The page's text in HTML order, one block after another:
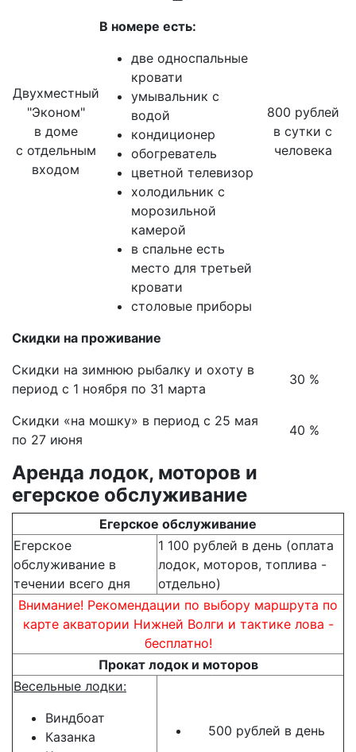
Двухместный
"Эконом"
в доме
с отдельным
входом
В номере есть:
две односпальные
кровати
умывальник с
водой
кондиционер
обогреватель
цветной телевизор
холодильник с
морозильной
камерой
в спальне есть
место для третьей
кровати
столовые приборы
800 рублей
в сутки с
человека
Скидки на проживание
Скидки на зимнюю рыбалку и охоту в
период с 1 ноября по 31 марта
30 %
Скидки «на мошку» в период с 25 мая
по 27 июня
40 %
Аренда лодок, моторов и
егерское обслуживание
Егерское обслуживание
Егерское
обслуживание в
течении всего дня
1 100 рублей в день (оплата
лодок, моторов, топлива -
отдельно)
Внимание! Рекомендации по выбору маршрута по
карте акватории Нижней Волги и тактике лова -
бесплатно!
Прокат лодок и моторов
Весельные лодки:
Виндбоат
Казанка
500 рублей в день